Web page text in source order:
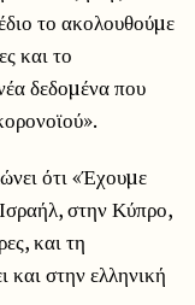
το ακολουθούµε
και το
δεδοµένα που
ότι «Έχουµε
στην Κύπρο,
και τη
και στην ελληνική